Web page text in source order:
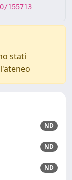
155713
stati
ND
ND
ND